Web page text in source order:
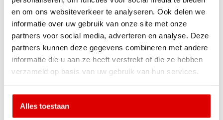
en om ons websiteverkeer te analyseren. Ook delen we
informatie over uw gebruik van onze site met onze
partners voor social media, adverteren en analyse. Deze
partners kunnen deze gegevens combineren met andere
informatie die u aan ze heeft verstrekt of die ze hebben
verzameld op basis van uw gebruik van hun services.
Alles toestaan
Zit uw aanvullende
dienst er niet bij?
aanvullende werkzaamheden moeten plaats vinden.
parels in uw kruipruimte, egaliseren van een